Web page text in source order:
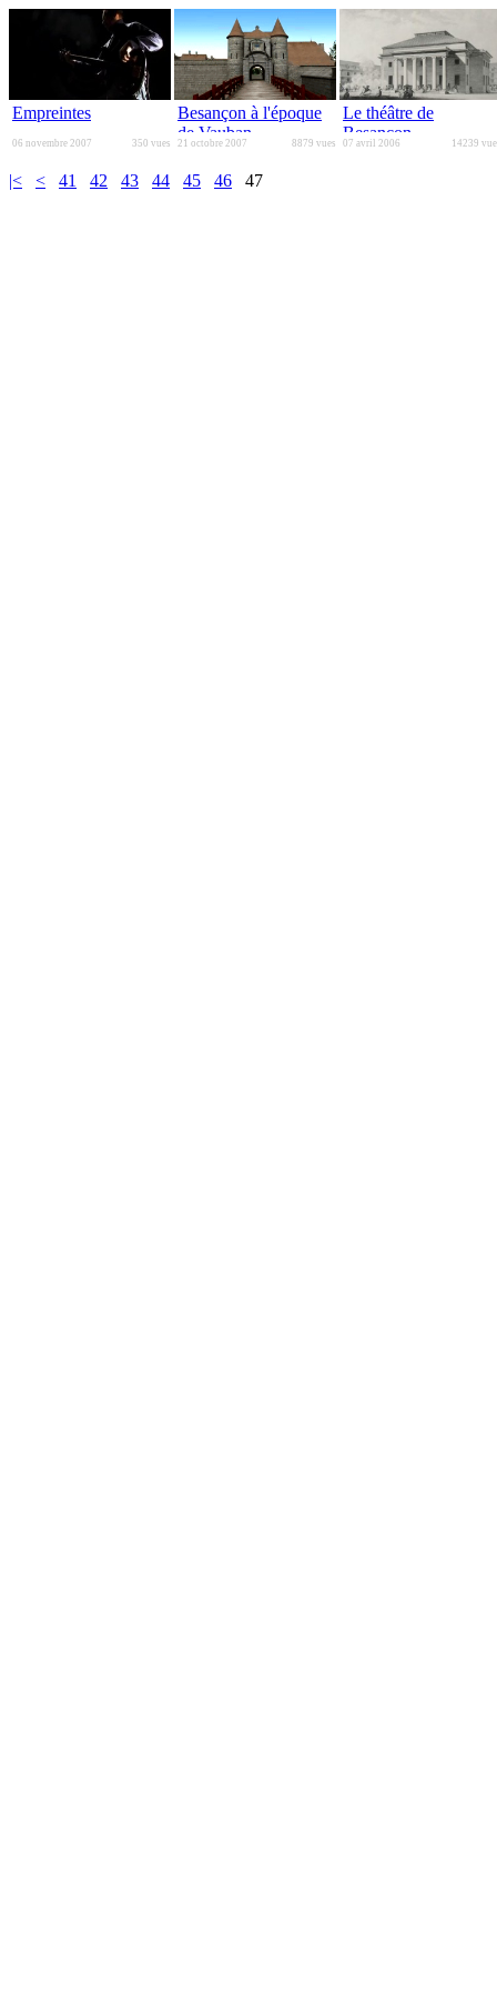
Empreintes
06 novembre 2007 350 vues
Besançon à l'époque
de Vauban
21 octobre 2007 8879 vues
Le théâtre de
Besançon
07 avril 2006 14239
|< < 41 42 43 44 45 46 47